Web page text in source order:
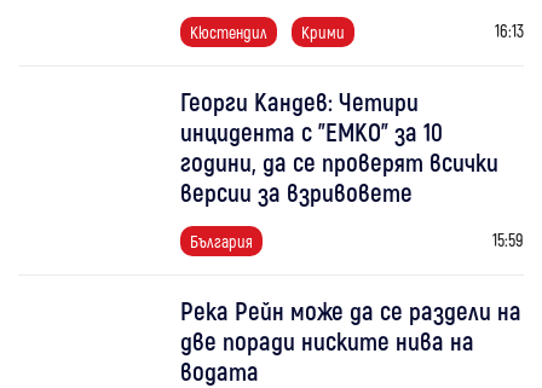
Кюстендил Крими 16:13
Георги Кандев: Четири
инцидента с "ЕМКО" за 10
години, да се проверят всички
версии за взривовете
България 15:59
Река Рейн може да се раздели на
две поради ниските нива на
водата